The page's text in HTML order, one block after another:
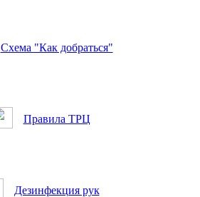
Схема "Как добраться"
Правила ТРЦ
Дезинфекция рук